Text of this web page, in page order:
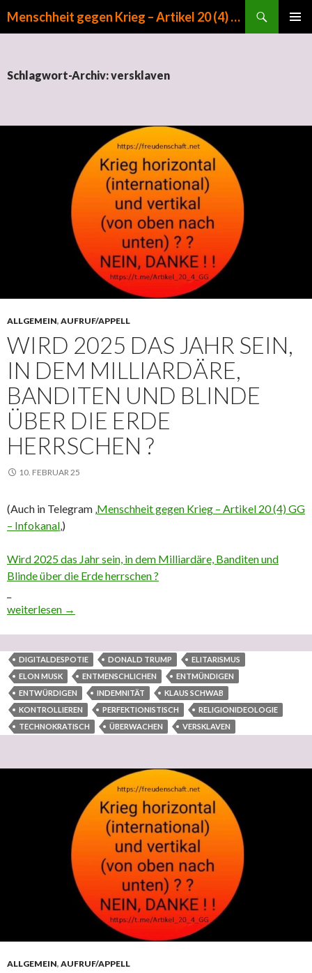
Menschheit gegen Krieg – Artikel 20 (4) GG
Schlagwort-Archiv: versklaven
ALLGEMEIN, AUFRUF/APPELL
WIRD 2025 DAS JAHR SEIN,
IN DEM MILLIARDÄRE,
BANDITEN UND BLINDE
ÜBER DIE ERDE
HERRSCHEN ?
10. FEBRUAR 25
(Auch in Telegram ‚Menschheit gegen Krieg – Artikel 20 (4) GG
– Infokanal‚)
Wird 2025 das Jahr sein, in dem Milliardäre, Banditen und
Blinde über die Erde herrschen ?
Wird 2025 das Jahr sein, in dem Milliardäre, Banditen und
weiterlesen →
DIGITALDESPOTIE DONALD TRUMP
ELITARISMUS
ELON MUSK
ENTMENSCHLICHEN
ENTMÜNDIGEN
ENTWÜRDIGEN
INDEMNITÄT
KLAUS SCHWAB
KONTROLLIEREN
PERFEKTIONISTISCH
RELIGIONIDEOLOGIE
TECHNOKRATISCH
ÜBERWACHEN VERSKLAVEN
ALLGEMEIN, AUFRUF/APPELL